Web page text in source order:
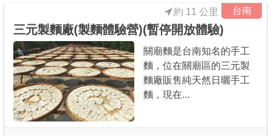
台南
三元製麵廠(製麵體驗營)(暫停開放體驗)
約 11 公里
關廟麵是台南知名的手工
麵，位在關廟區的三元製
麵廠販售純天然日曬手工
麵，現在...